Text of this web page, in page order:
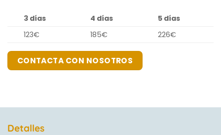
3 días 4 días
5 días
123€
185€ 226€
CONTACTA CON NOSOTROS
Detalles